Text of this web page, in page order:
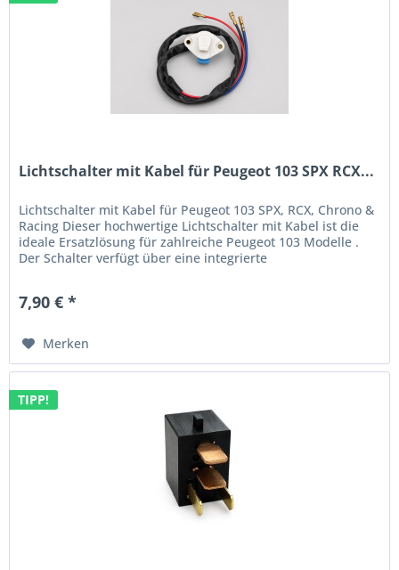
Lichtschalter mit Kabel für Peugeot 103 SPX RCX...
Lichtschalter mit Kabel für Peugeot 103 SPX, RCX, Chrono &
Racing Dieser hochwertige Lichtschalter mit Kabel ist die
ideale Ersatzlösung für zahlreiche Peugeot 103 Modelle .
Der Schalter verfügt über eine integrierte
7,90 € *
Merken
TIPP!